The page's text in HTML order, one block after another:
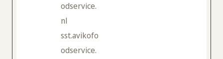
odservice.
nl
sst.avikofo
odservice.